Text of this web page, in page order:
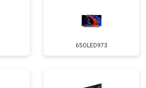
65OLED973